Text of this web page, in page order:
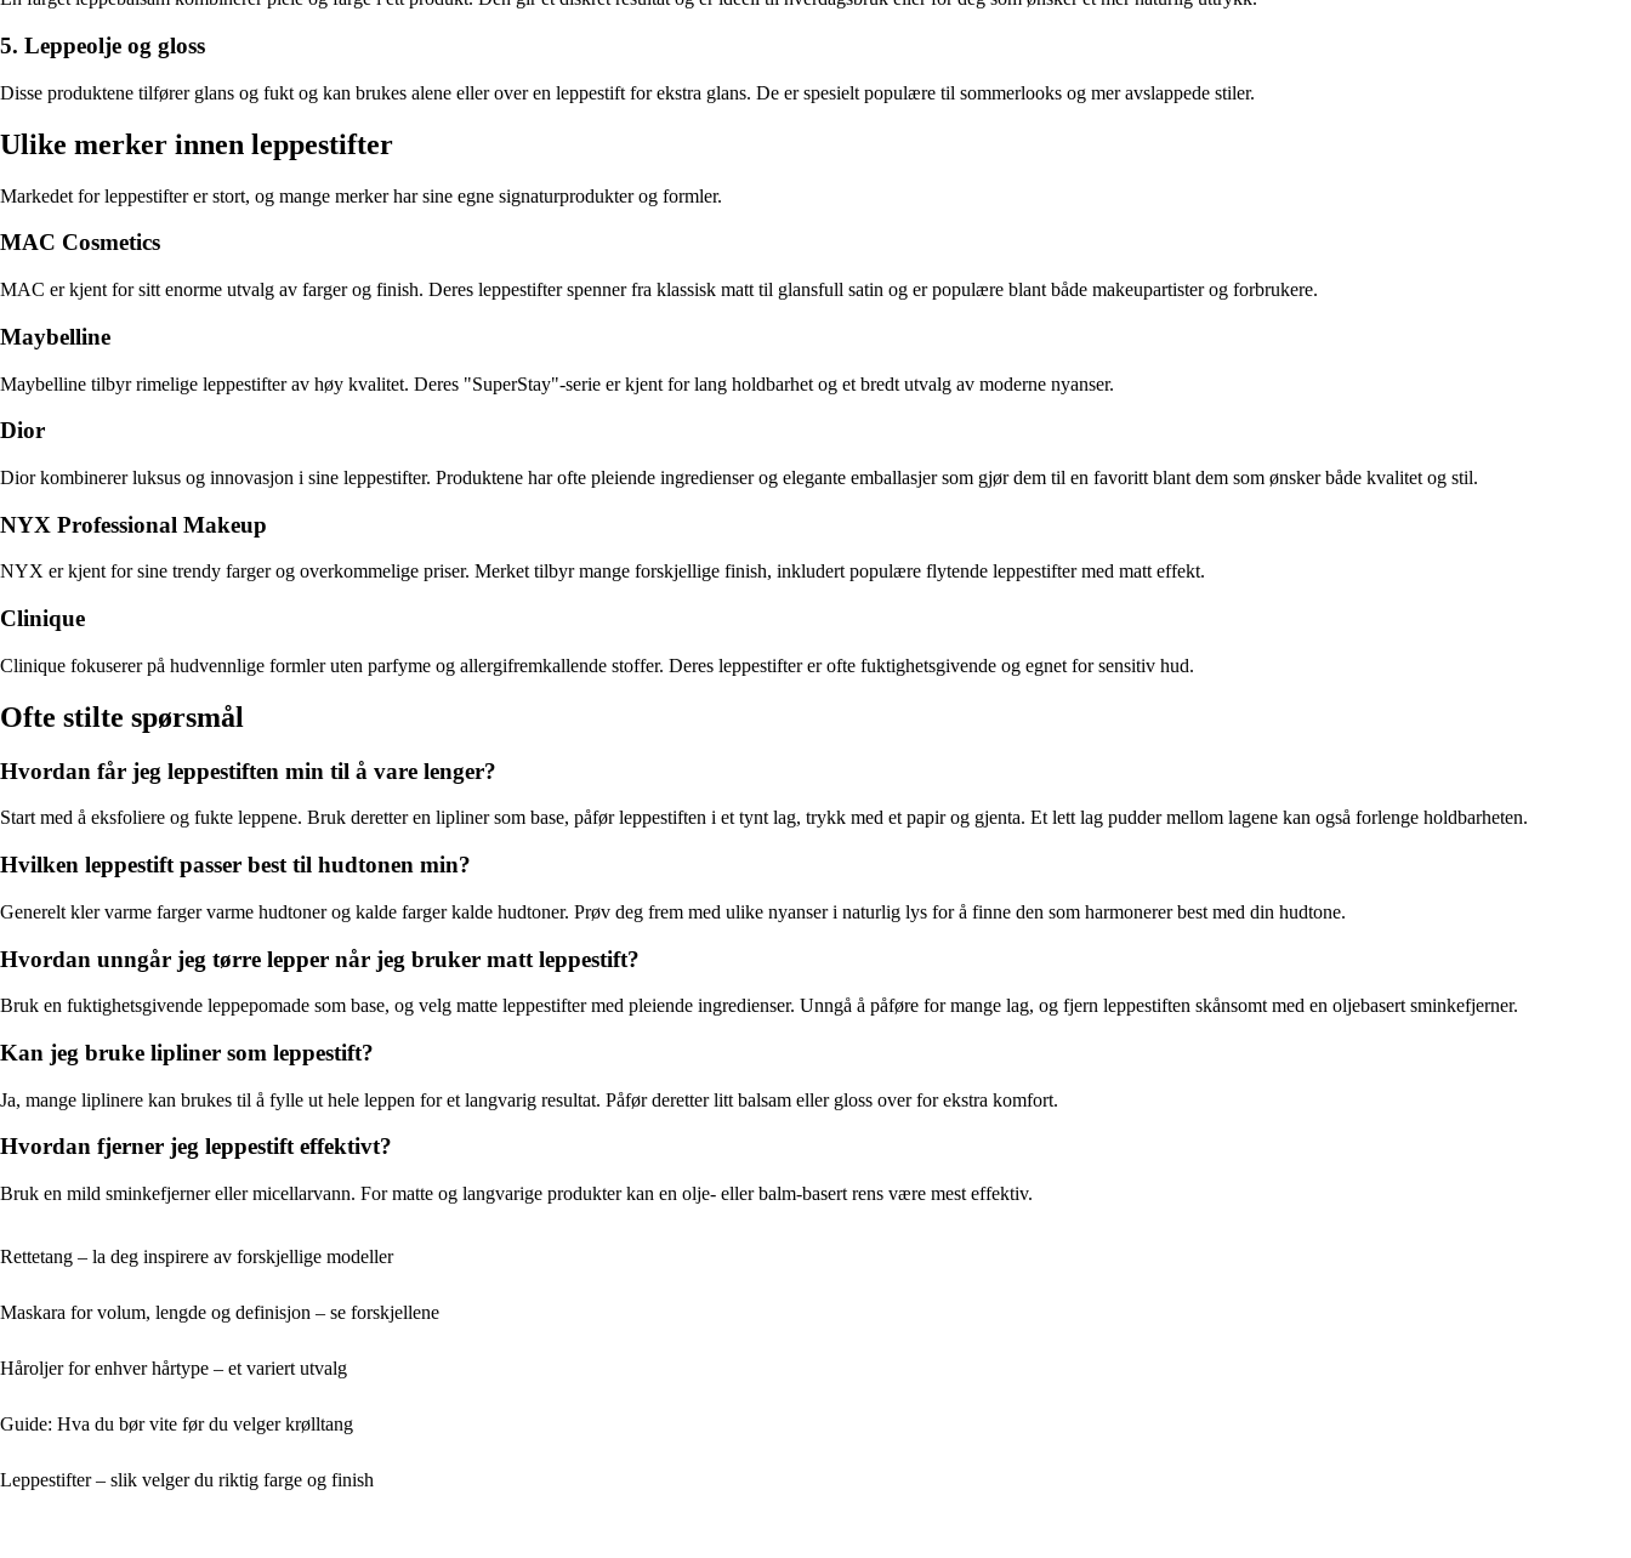
5. Leppeolje og gloss
Disse produktene tilfører glans og fukt og kan brukes alene eller over en leppestift for ekstra glans. De er spesielt populære til sommerlooks og mer avslappede stiler.
Ulike merker innen leppestifter
Markedet for leppestifter er stort, og mange merker har sine egne signaturprodukter og formler.
MAC Cosmetics
MAC er kjent for sitt enorme utvalg av farger og finish. Deres leppestifter spenner fra klassisk matt til glansfull satin og er populære blant både makeupartister og forbrukere.
Maybelline
Maybelline tilbyr rimelige leppestifter av høy kvalitet. Deres "SuperStay"-serie er kjent for lang holdbarhet og et bredt utvalg av moderne nyanser.
Dior
Dior kombinerer luksus og innovasjon i sine leppestifter. Produktene har ofte pleiende ingredienser og elegante emballasjer som gjør dem til en favoritt blant dem som ønsker både kvalitet og stil.
NYX Professional Makeup
NYX er kjent for sine trendy farger og overkommelige priser. Merket tilbyr mange forskjellige finish, inkludert populære flytende leppestifter med matt effekt.
Clinique
Clinique fokuserer på hudvennlige formler uten parfyme og allergifremkallende stoffer. Deres leppestifter er ofte fuktighetsgivende og egnet for sensitiv hud.
Ofte stilte spørsmål
Hvordan får jeg leppestiften min til å vare lenger?
Start med å eksfoliere og fukte leppene. Bruk deretter en lipliner som base, påfør leppestiften i et tynt lag, trykk med et papir og gjenta. Et lett lag pudder mellom lagene kan også forlenge holdbarheten.
Hvilken leppestift passer best til hudtonen min?
Generelt kler varme farger varme hudtoner og kalde farger kalde hudtoner. Prøv deg frem med ulike nyanser i naturlig lys for å finne den som harmonerer best med din hudtone.
Hvordan unngår jeg tørre lepper når jeg bruker matt leppestift?
Bruk en fuktighetsgivende leppepomade som base, og velg matte leppestifter med pleiende ingredienser. Unngå å påføre for mange lag, og fjern leppestiften skånsomt med en oljebasert sminkefjerner.
Kan jeg bruke lipliner som leppestift?
Ja, mange liplinere kan brukes til å fylle ut hele leppen for et langvarig resultat. Påfør deretter litt balsam eller gloss over for ekstra komfort.
Hvordan fjerner jeg leppestift effektivt?
Bruk en mild sminkefjerner eller micellarvann. For matte og langvarige produkter kan en olje- eller balm-basert rens være mest effektiv.
Rettetang – la deg inspirere av forskjellige modeller
Maskara for volum, lengde og definisjon – se forskjellene
Håroljer for enhver hårtype – et variert utvalg
Guide: Hva du bør vite før du velger krølltang
Leppestifter – slik velger du riktig farge og finish